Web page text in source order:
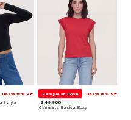
Hasta 15% Off
Larga
Compra en PACK Hasta 15% Off
$ 49.900
Camiseta Basica Boxy